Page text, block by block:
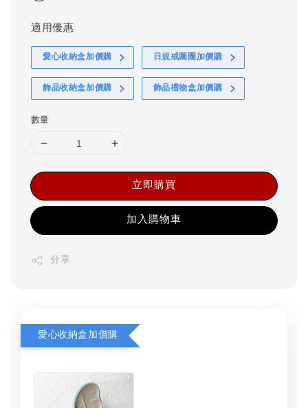
適用優惠
愛心收納盒加價購 日規戒圍圈加價購
飾品收納盒加價購 飾品禮物盒加價購
數量
立即購買
加入購物車
分享
愛心收納盒加價購